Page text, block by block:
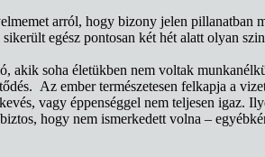
arról, hogy bizony jelen
egész pontosan két hét alatt olyan
akik soha életükben nem voltak
Az ember természetesen felkapja a
vagy éppenséggel nem teljesen igaz.
hogy nem ismerkedett volna –